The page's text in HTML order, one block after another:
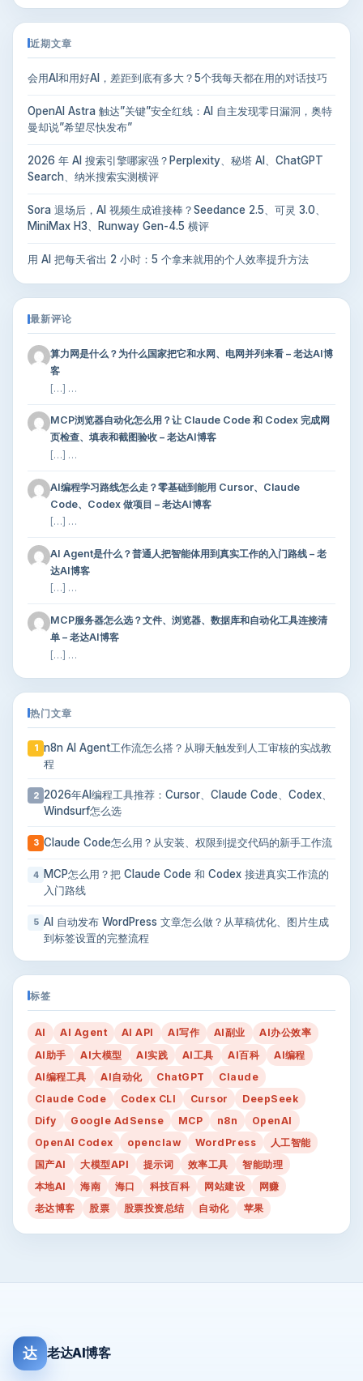
近期文章
会用AI和用好AI，差距到底有多大？5个我每天都在用的对话技巧
OpenAI Astra 触达”关键”安全红线：AI 自主发现零日漏洞，奥特
曼却说”希望尽快发布”
2026 年 AI 搜索引擎哪家强？Perplexity、秘塔 AI、ChatGPT
Search、纳米搜索实测横评
Sora 退场后，AI 视频生成谁接棒？Seedance 2.5、可灵 3.0、
MiniMax H3、Runway Gen-4.5 横评
用 AI 把每天省出 2 小时：5 个拿来就用的个人效率提升方法
最新评论
算力网是什么？为什么国家把它和水网、电网并列来看 – 老达AI博
客
[…] …
MCP浏览器自动化怎么用？让 Claude Code 和 Codex 完成网
页检查、填表和截图验收 – 老达AI博客
[…] …
AI编程学习路线怎么走？零基础到能用 Cursor、Claude
Code、Codex 做项目 – 老达AI博客
[…] …
AI Agent是什么？普通人把智能体用到真实工作的入门路线 – 老
达AI博客
[…] …
MCP服务器怎么选？文件、浏览器、数据库和自动化工具连接清
单 – 老达AI博客
[…] …
热门文章
1
n8n AI Agent工作流怎么搭？从聊天触发到人工审核的实战教
程
2 2026年AI编程工具推荐：Cursor、Claude Code、Codex、
Windsurf怎么选
3 Claude Code怎么用？从安装、权限到提交代码的新手工作流
4
MCP怎么用？把 Claude Code 和 Codex 接进真实工作流的
入门路线
5 AI 自动发布 WordPress 文章怎么做？从草稿优化、图片生成
到标签设置的完整流程
标签
AI AI Agent AI API AI写作 AI副业
AI办公效率
AI助手
AI大模型 AI实践 AI工具 AI百科
AI编程
AI编程工具
AI自动化 ChatGPT
Claude
Claude Code
Codex CLI Cursor
DeepSeek
Dify
Google AdSense MCP n8n
OpenAI
OpenAI Codex
openclaw WordPress
人工智能
国产AI
大模型API 提示词 效率工具
智能助理
本地AI
海南 海口 科技百科 网站建设
网赚
老达博客
股票 股票投资总结 自动化 苹果
达 老达AI博客